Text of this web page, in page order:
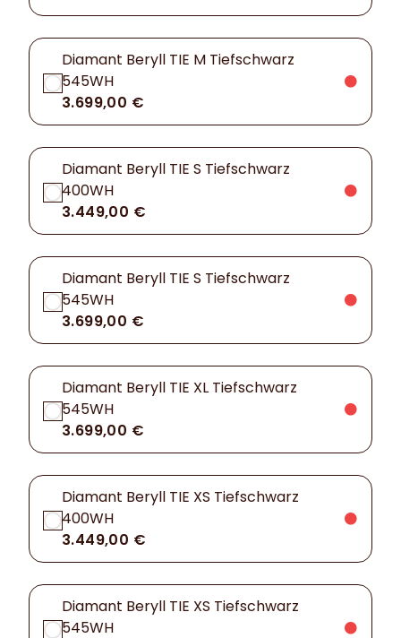
Diamant Beryll TIE M Tiefschwarz
545WH
3.699,00 €
Diamant Beryll TIE S Tiefschwarz
400WH
3.449,00 €
Diamant Beryll TIE S Tiefschwarz
545WH
3.699,00 €
Diamant Beryll TIE XL Tiefschwarz
545WH
3.699,00 €
Diamant Beryll TIE XS Tiefschwarz
400WH
3.449,00 €
Diamant Beryll TIE XS Tiefschwarz
545WH